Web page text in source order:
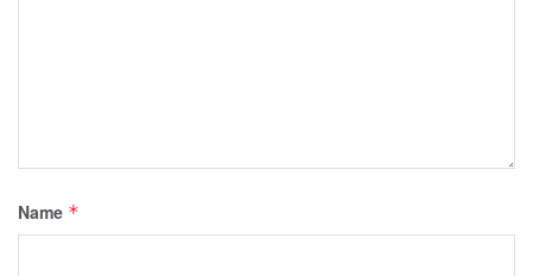
Name *